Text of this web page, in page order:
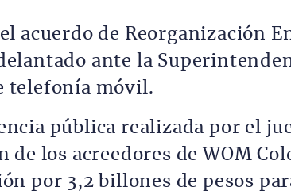
acuerdo de Reorganización
ante la
telefonía móvil.
pública realizada por el
de los acreedores de WOM
por 3,2 billones de pesos